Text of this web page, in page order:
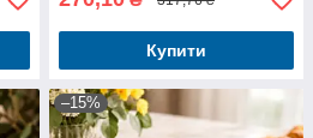
Купити
–15%